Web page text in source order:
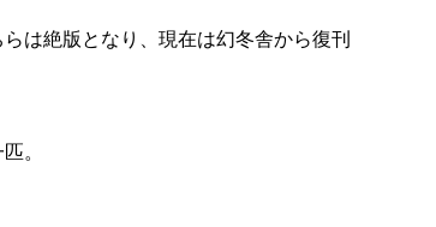
は絶版となり、現在は幻冬舎から復刊
。